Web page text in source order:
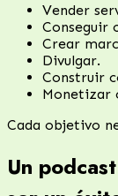
Vender
Conseguir
Crear
Divulgar.
Construir
Monetizar
Cada objetivo
Un